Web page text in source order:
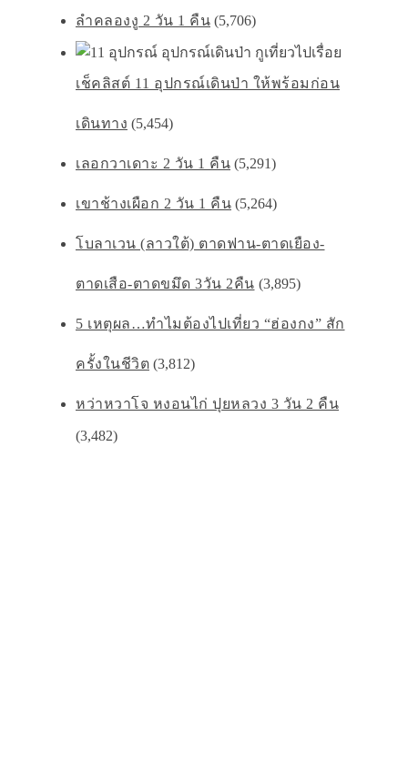
ลำคลองงู 2 วัน 1 คืน (5,706)
เช็คลิสต์ 11 อุปกรณ์เดินป่า ให้พร้อมก่อน
เดินทาง (5,454)
เลอกวาเดาะ 2 วัน 1 คืน (5,291)
เขาช้างเผือก 2 วัน 1 คืน (5,264)
โบลาเวน (ลาวใต้) ตาดฟาน-ตาดเยือง-
ตาดเสือ-ตาดขมึด 3วัน 2คืน (3,895)
5 เหตุผล…ทำไมต้องไปเที่ยว “ฮ่องกง” สัก
ครั้งในชีวิต (3,812)
หว่าหวาโจ หงอนไก่ ปุยหลวง 3 วัน 2 คืน
(3,482)